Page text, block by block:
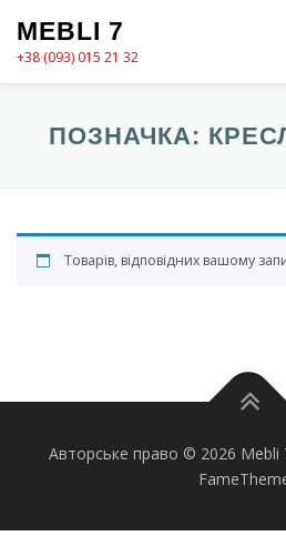
вмісту
MEBLI 7
+38 (093) 015 21 32
MEBLI7 КАТАЛОГ ПРО
ПОЗНАЧКА:
Товарів, відповідних вашому
Авторське право © 2026 Mebli